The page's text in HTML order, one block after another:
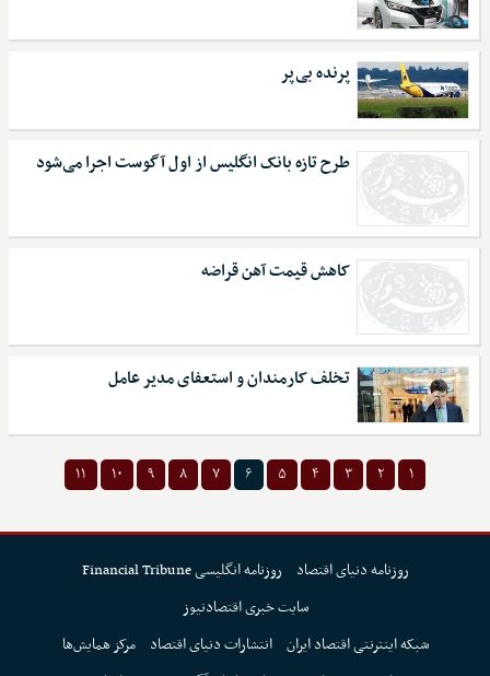
پرنده بی‌پر
طرح تازه بانک انگلیس از اول آگوست اجرا می‌شود
کاهش قیمت آهن قراضه
تخلف کارمندان و استعفای مدیر عامل
۱ ۲ ۳ ۴ ۵ ۶ ۷ ۸ ۹ ۱۰ ۱۱
روزنامه دنیای اقتصاد
روزنامه انگلیسی Financial Tribune
سایت خبری اقتصادنیوز
شبکه اینترنتی اقتصاد ایران انتشارات دنیای اقتصاد
مرکز همایش‌ها